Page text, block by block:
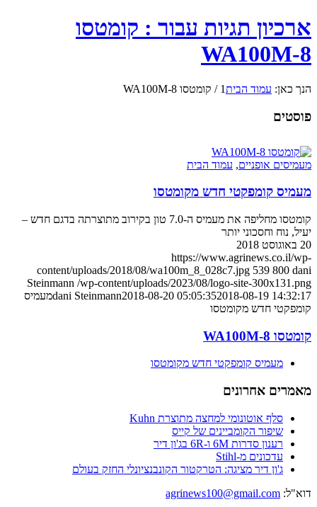
ארכיון תגיות עבור : קומטסו
WA100M-8
הנך כאן: עמוד הבית1
/ קומטסו WA100M-8
פוסטים
מעמיסים אופניים, עמוד הבית
מעמיס קומפקטי חדש מקומטסו
קומטסו מחליפה את מעמיס ה-7.0 טון בקירוב מתוצרתה בדגם חדש –
יעיל, נוח וחסכוני יותר
20 באוגוסט 2018
https://www.agrinews.co.il/wp-
content/uploads/2018/08/wa100m_8_028c7.jpg 539 800 dani
Steinmann /wp-content/uploads/2023/08/logo-site-300x131.png
dani Steinmann2018-08-20 05:05:352018-08-19 14:32:17
מעמיס
קומפקטי חדש מקומטסו
קומטסו WA100M-8
מעמיס קומפקטי חדש מקומטסו
מאמרים אחרונים
סלף אוטונומי למחצה מתוצרת Kuhn
שיפור הקומביינים של קייס
רענון סדרות 6M ו-6R בג'ון דיר
עדכונים מ-Stihl
ג'ון דיר מציגה: הטרקטור הקונבנציונלי החזק בעולם
דוא"ל: agrinews100@gmail.com